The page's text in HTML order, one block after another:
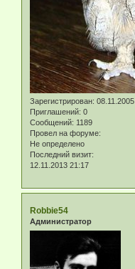
Зарегистрирован: 08.11.2005
Приглашений: 0
Сообщений: 1189
Провел на форуме:
Не определено
Последний визит:
12.11.2013 21:17
Robbie54
Администратор